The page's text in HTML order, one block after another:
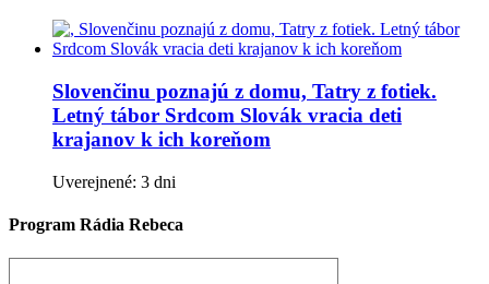
Slovenčinu poznajú z domu, Tatry z fotiek.
Letný tábor Srdcom Slovák vracia deti
krajanov k ich koreňom
Uverejnené: 3 dni
Program Rádia Rebeca